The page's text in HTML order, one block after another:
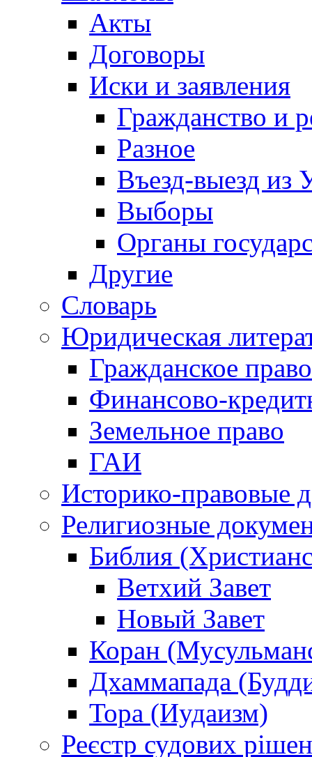
Акты
Договоры
Иски и заявления
Гражданство и
Разное
Въезд-выезд из
Выборы
Органы
Другие
Словарь
Юридическая
Гражданское право
Финансово-
Земельное право
ГАИ
Историко-правовые
Религиозные
Библия
Ветхий Завет
Новый Завет
Коран
Дхаммапада
Тора (Иудаизм)
Реєстр судових